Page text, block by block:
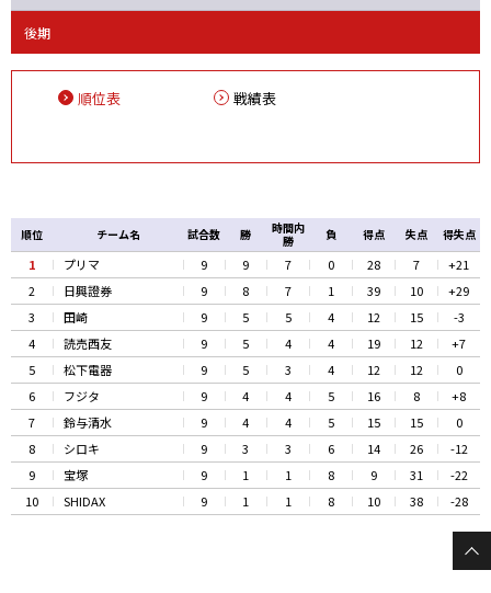
後期
順位表 戦績表
順位 チーム名 試合数 勝
時間内
勝
負 得点 失点 得失点
1 プリマ 9 9 7 0 28 7
+21
2
日興證券 9 8 7 1 39 10
+29
3
田崎 9 5 5 4 12 15
-3
4
読売西友 9 5 4 4 19 12
+7
5
松下電器 9 5 3 4 12 12
0
6
フジタ 9 4 4 5 16 8
+8
7
鈴与清水 9 4 4 5 15 15
0
8
シロキ 9 3 3 6 14 26
-12
9
宝塚 9 1 1 8 9 31
-22
10
SHIDAX 9 1 1 8 10 38 -28